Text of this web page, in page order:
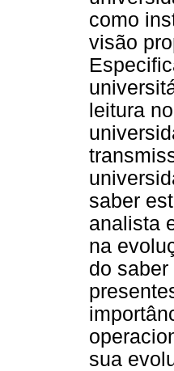
como
visão
leitura
saber
analista
na
do
sua